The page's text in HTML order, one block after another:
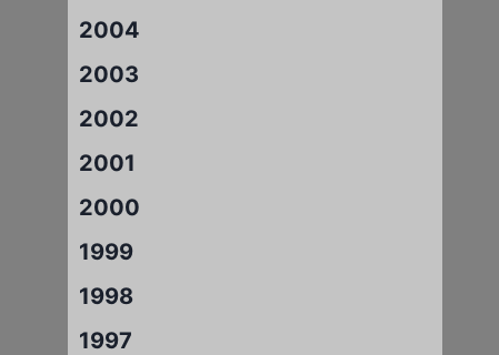
2004
2003
2002
2001
2000
1999
1998
1997